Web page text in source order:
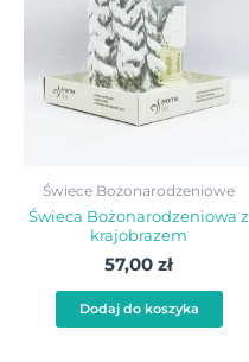
Świece Bożonarodzeniowe
Świeca Bożonarodzeniowa z
krajobrazem
57,00 zł
Dodaj do koszyka